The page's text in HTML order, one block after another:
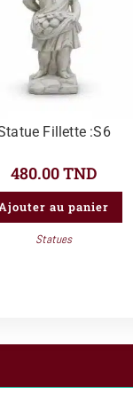
Fillette :S6
480.00TND
au panier
Statues